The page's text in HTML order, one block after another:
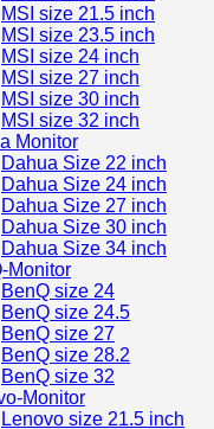
MSI size 21.5 inch
MSI size 23.5 inch
MSI size 24 inch
MSI size 27 inch
MSI size 30 inch
MSI size 32 inch
Monitor
Dahua Size 22 inch
Dahua Size 24 inch
Dahua Size 27 inch
Dahua Size 30 inch
Dahua Size 34 inch
Monitor
BenQ size 24
BenQ size 24.5
BenQ size 27
BenQ size 28.2
BenQ size 32
Monitor
Lenovo size 21.5 inch